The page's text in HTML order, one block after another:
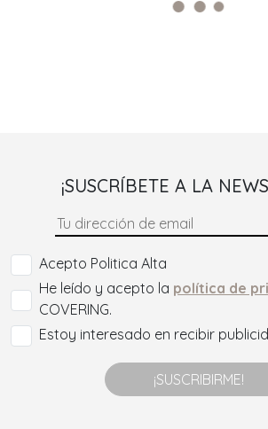
¡SUSCRÍBETE A LA
Acepto Politica Alta
He leído y acepto la política de
COVERING.
Estoy interesado en recibir
¡SUSCRIBIRME!